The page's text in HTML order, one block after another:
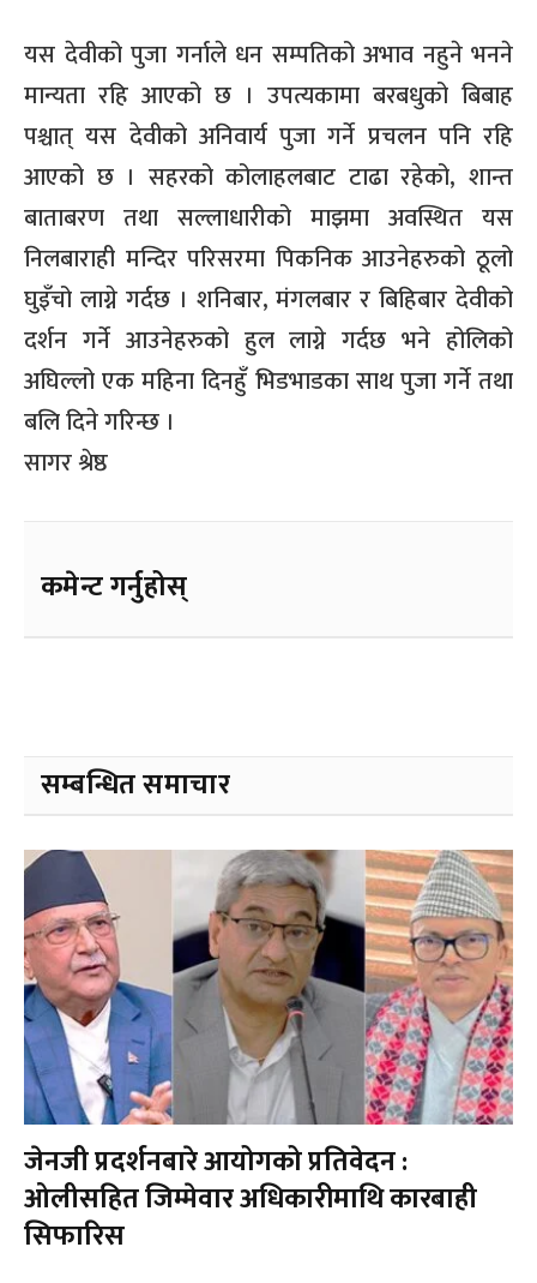
यस देवीको पुजा गर्नाले धन सम्पतिको अभाव नहुने भनने
मान्यता रहि आएको छ । उपत्यकामा बरबधुको बिबाह
पश्चात् यस देवीको अनिवार्य पुजा गर्ने प्रचलन पनि रहि
आएको छ । सहरको कोलाहलबाट टाढा रहेको, शान्त
बाताबरण तथा सल्लाधारीको माझमा अवस्थित यस
निलबाराही मन्दिर परिसरमा पिकनिक आउनेहरुको ठूलो
घुइँचो लाग्ने गर्दछ । शनिबार, मंगलबार र बिहिबार देवीको
दर्शन गर्ने आउनेहरुको हुल लाग्ने गर्दछ भने होलिको
अघिल्लो एक महिना दिनहुँ भिडभाडका साथ पुजा गर्ने तथा
बलि दिने गरिन्छ ।
सागर श्रेष्ठ
कमेन्ट गर्नुहोस्
सम्बन्धित समाचार
जेनजी प्रदर्शनबारे आयोगको प्रतिवेदन :
ओलीसहित जिम्मेवार अधिकारीमाथि कारबाही
सिफारिस